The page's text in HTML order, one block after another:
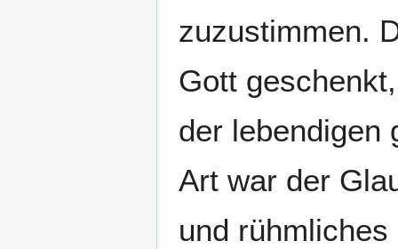
zuzustimmen.
Gott
der lebendigen
Art war der
und